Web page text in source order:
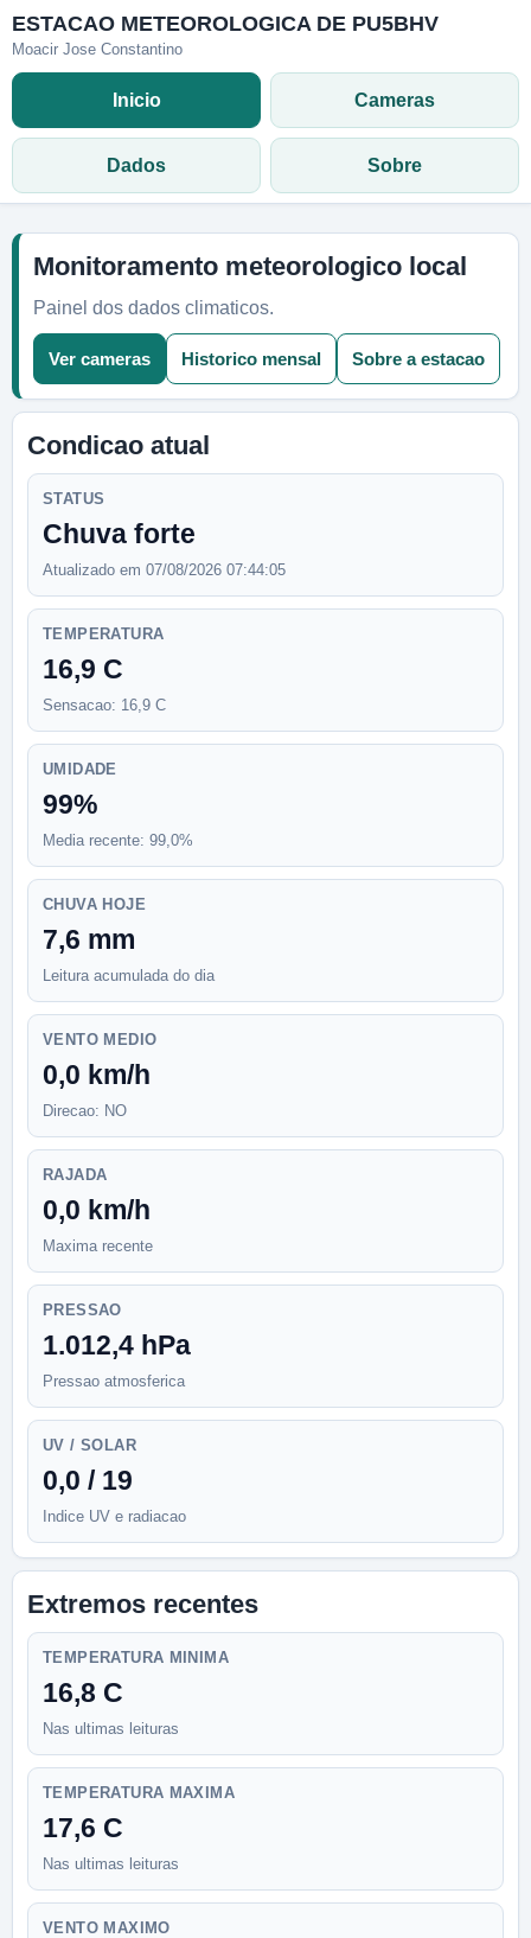
ESTACAO METEOROLOGICA DE PU5BHV
Moacir Jose Constantino
Inicio Cameras
Dados Sobre
Monitoramento meteorologico local
Painel dos dados climaticos.
Ver cameras Historico mensal Sobre a estacao
Condicao atual
STATUS
Chuva forte
Atualizado em 07/08/2026 07:44:05
TEMPERATURA
16,9 C
Sensacao: 16,9 C
UMIDADE
99%
Media recente: 99,0%
CHUVA HOJE
7,6 mm
Leitura acumulada do dia
VENTO MEDIO
0,0 km/h
Direcao: NO
RAJADA
0,0 km/h
Maxima recente
PRESSAO
1.012,4 hPa
Pressao atmosferica
UV / SOLAR
0,0 / 19
Indice UV e radiacao
Extremos recentes
TEMPERATURA MINIMA
16,8 C
Nas ultimas leituras
TEMPERATURA MAXIMA
17,6 C
Nas ultimas leituras
VENTO MAXIMO